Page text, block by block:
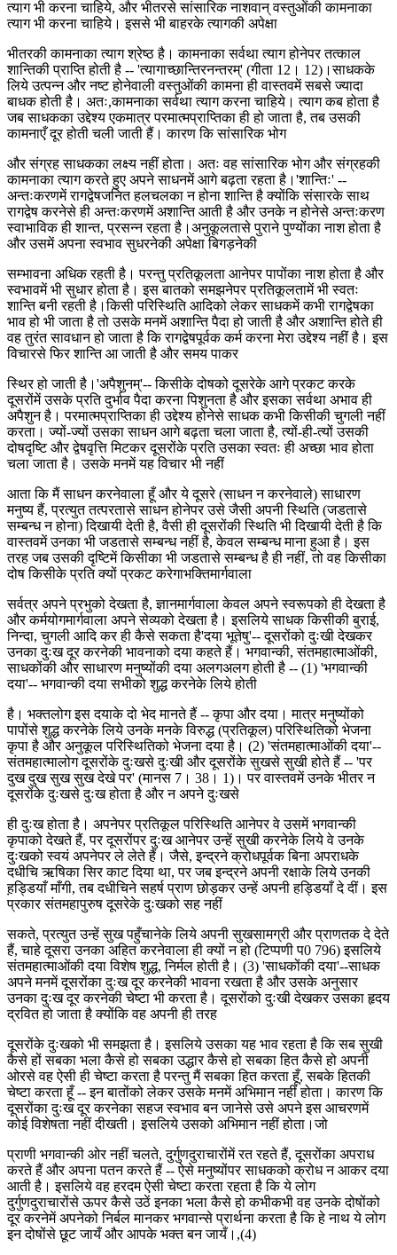
त्याग भी करना चाहिये, और भीतरसे सांसारिक नाशवान् वस्तुओंकी कामनाका
त्याग भी करना चाहिये। इससे भी बाहरके त्यागकी अपेक्षा
भीतरकी कामनाका त्याग श्रेष्ठ है। कामनाका सर्वथा त्याग होनेपर तत्काल
शान्तिकी प्राप्ति होती है -- 'त्यागाच्छान्तिरनन्तरम्' (गीता 12। 12)।साधकके
लिये उत्पन्न और नष्ट होनेवाली वस्तुओंकी कामना ही वास्तवमें सबसे ज्यादा
बाधक होती है। अतः,कामनाका सर्वथा त्याग करना चाहिये। त्याग कब होता है
जब साधकका उद्देश्य एकमात्र परमात्मप्राप्तिका ही हो जाता है, तब उसकी
कामनाएँ दूर होती चली जाती हैं। कारण कि सांसारिक भोग
और संग्रह साधकका लक्ष्य नहीं होता। अतः वह सांसारिक भोग और संग्रहकी
कामनाका त्याग करते हुए अपने साधनमें आगे बढ़ता रहता है।'शान्तिः' --
अन्तःकरणमें रागद्वेषजनित हलचलका न होना शान्ति है क्योंकि संसारके साथ
रागद्वेष करनेसे ही अन्तःकरणमें अशान्ति आती है और उनके न होनेसे अन्तःकरण
स्वाभाविक ही शान्त, प्रसन्न रहता है।अनुकूलतासे पुराने पुण्योंका नाश होता है
और उसमें अपना स्वभाव सुधरनेकी अपेक्षा बिगड़नेकी
सम्भावना अधिक रहती है। परन्तु प्रतिकूलता आनेपर पापोंका नाश होता है और
स्वभावमें भी सुधार होता है। इस बातको समझनेपर प्रतिकूलतामें भी स्वतः
शान्ति बनी रहती है।किसी परिस्थिति आदिको लेकर साधकमें कभी रागद्वेषका
भाव हो भी जाता है तो उसके मनमें अशान्ति पैदा हो जाती है और अशान्ति होते ही
वह तुरंत सावधान हो जाता है कि रागद्वेषपूर्वक कर्म करना मेरा उद्देश्य नहीं है। इस
विचारसे फिर शान्ति आ जाती है और समय पाकर
स्थिर हो जाती है।'अपैशुनम्'-- किसीके दोषको दूसरेके आगे प्रकट करके
दूसरोंमें उसके प्रति दुर्भाव पैदा करना पिशुनता है और इसका सर्वथा अभाव ही
अपैशुन है। परमात्मप्राप्तिका ही उद्देश्य होनेसे साधक कभी किसीकी चुगली नहीं
करता। ज्यों-ज्यों उसका साधन आगे बढ़ता चला जाता है, त्यों-ही-त्यों उसकी
दोषदृष्टि और द्वेषवृत्ति मिटकर दूसरोंके प्रति उसका स्वतः ही अच्छा भाव होता
चला जाता है। उसके मनमें यह विचार भी नहीं
आता कि मैं साधन करनेवाला हूँ और ये दूसरे (साधन न करनेवाले) साधारण
मनुष्य हैं, प्रत्युत तत्परतासे साधन होनेपर उसे जैसी अपनी स्थिति (जडतासे
सम्बन्ध न होना) दिखायी देती है, वैसी ही दूसरोंकी स्थिति भी दिखायी देती है कि
वास्तवमें उनका भी जडतासे सम्बन्ध नहीं है, केवल सम्बन्ध माना हुआ है। इस
तरह जब उसकी दृष्टिमें किसीका भी जडतासे सम्बन्ध है ही नहीं, तो वह किसीका
दोष किसीके प्रति क्यों प्रकट करेगाभक्तिमार्गवाला
सर्वत्र अपने प्रभुको देखता है, ज्ञानमार्गवाला केवल अपने स्वरूपको ही देखता है
और कर्मयोगमार्गवाला अपने सेव्यको देखता है। इसलिये साधक किसीकी बुराई,
निन्दा, चुगली आदि कर ही कैसे सकता है'दया भूतेषु'-- दूसरोंको दुःखी देखकर
उनका दुःख दूर करनेकी भावनाको दया कहते हैं। भगवान्की, संतमहात्माओंकी,
साधकोंकी और साधारण मनुष्योंकी दया अलगअलग होती है -- (1) 'भगवान्की
दया'-- भगवान्की दया सभीको शुद्ध करनेके लिये होती
है। भक्तलोग इस दयाके दो भेद मानते हैं -- कृपा और दया। मात्र मनुष्योंको
पापोंसे शुद्ध करनेके लिये उनके मनके विरुद्ध (प्रतिकूल) परिस्थितिको भेजना
कृपा है और अनुकूल परिस्थितिको भेजना दया है। (2) 'संतमहात्माओंकी दया'--
संतमहात्मालोग दूसरोंके दुःखसे दुःखी और दूसरोंके सुखसे सुखी होते हैं -- 'पर
दुख दुख सुख सुख देखे पर' (मानस 7। 38। 1)। पर वास्तवमें उनके भीतर न
दूसरोंके दुःखसे दुःख होता है और न अपने दुःखसे
ही दुःख होता है। अपनेपर प्रतिकूल परिस्थिति आनेपर वे उसमें भगवान्की
कृपाको देखते हैं, पर दूसरोंपर दुःख आनेपर उन्हें सुखी करनेके लिये वे उनके
दुःखको स्वयं अपनेपर ले लेते हैं। जैसे, इन्द्रने क्रोधपूर्वक बिना अपराधके
दधीचि ऋषिका सिर काट दिया था, पर जब इन्द्रने अपनी रक्षाके लिये उनकी
ह़ड्डियाँ माँगी, तब दधीचिने सहर्ष प्राण छोड़कर उन्हें अपनी हड्डियाँ दे दीं। इस
प्रकार संतमहापुरुष दूसरेके दुःखको सह नहीं
सकते, प्रत्युत उन्हें सुख पहुँचानेके लिये अपनी सुखसामग्री और प्राणतक दे देते
हैं, चाहे दूसरा उनका अहित करनेवाला ही क्यों न हो (टिप्पणी प0 796) इसलिये
संतमहात्माओंकी दया विशेष शुद्ध, निर्मल होती है। (3) 'साधकोंकी दया'--साधक
अपने मनमें दूसरोंका दुःख दूर करनेकी भावना रखता है और उसके अनुसार
उनका दुःख दूर करनेकी चेष्टा भी करता है। दूसरोंको दुःखी देखकर उसका हृदय
द्रवित हो जाता है क्योंकि वह अपनी ही तरह
दूसरोंके दुःखको भी समझता है। इसलिये उसका यह भाव रहता है कि सब सुखी
कैसे हों सबका भला कैसे हो सबका उद्धार कैसे हो सबका हित कैसे हो अपनी
ओरसे वह ऐसी ही चेष्टा करता है परन्तु मैं सबका हित करता हूँ, सबके हितकी
चेष्टा करता हूँ -- इन बातोंको लेकर उसके मनमें अभिमान नहीं होता। कारण कि
दूसरोंका दुःख दूर करनेका सहज स्वभाव बन जानेसे उसे अपने इस आचरणमें
कोई विशेषता नहीं दीखती। इसलिये उसको अभिमान नहीं होता।जो
प्राणी भगवान्की ओर नहीं चलते, दुर्गुणदुराचारोंमें रत रहते हैं, दूसरोंका अपराध
करते हैं और अपना पतन करते हैं -- ऐसे मनुष्योंपर साधकको क्रोध न आकर दया
आती है। इसलिये वह हरदम ऐसी चेष्टा करता रहता है कि ये लोग
दुर्गुणदुराचारोंसे ऊपर कैसे उठें इनका भला कैसे हो कभीकभी वह उनके दोषोंको
दूर करनेमें अपनेको निर्बल मानकर भगवान्से प्रार्थना करता है कि हे नाथ ये लोग
इन दोषोंसे छूट जायँ और आपके भक्त बन जायँ।,(4)